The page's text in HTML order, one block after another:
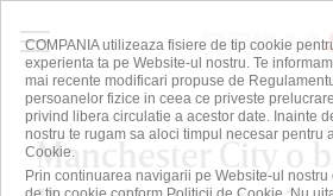
Manchester City o
COMPANIA utilizeaza fisiere de tip cookie
experienta ta pe Website-ul nostru. Te
mai recente modificari propuse de
persoanelor fizice in ceea ce priveste
privind libera circulatie a acestor date. Inainte
nostru te rugam sa aloci timpul necesar pentru
Cookie.
Prin continuarea navigarii pe Website-ul